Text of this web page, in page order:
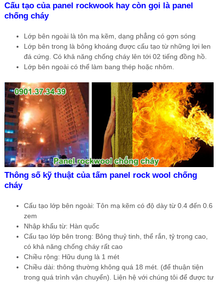
Cấu tạo của panel rockwook hay còn gọi là panel
chống cháy
Lớp bên ngoài là tôn mạ kẽm, dạng phẳng có gợn sóng
Lớp bên trong là bông khoáng được cấu tạo từ những lợi len
đá cứng. Có khả năng chống cháy lên tới 02 tiếng đồng hồ.
Lớp bên ngoài có thể làm bang thép hoặc nhôm.
Thông số kỹ thuật của tấm panel rock wool chống
cháy
Cấu tạo lớp bên ngoài: Tôn mạ kẽm có độ dày từ 0.4 đến 0.6
zem
Nhập khẩu từ: Hàn quốc
Cấu tạo lớp bên trong: Bông thuỷ tinh, thể rắn, tỷ trọng cao,
có khả năng chống cháy rất cao
Chiều rộng: Hữu dụng là 1 mét
Chiều dài: thông thường không quá 18 mét. (để thuận tiện
trong quá trình vận chuyển). Liện hệ với chúng tôi để được tư